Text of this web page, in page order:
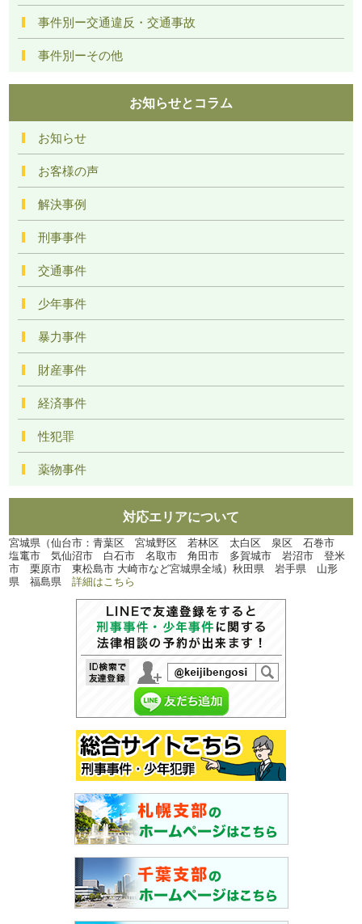
事件別ー交通違反・交通事故
事件別ーその他
お知らせとコラム
お知らせ
お客様の声
解決事例
刑事事件
交通事件
少年事件
暴力事件
財産事件
経済事件
性犯罪
薬物事件
対応エリアについて
宮城県（仙台市：青葉区 宮城野区 若林区 太白区 泉区 石巻市
塩竃市 気仙沼市 白石市 名取市 角田市 多賀城市 岩沼市 登米
市 栗原市 東松島市 大崎市など宮城県全域）秋田県 岩手県 山形
県 福島県詳細はこちら